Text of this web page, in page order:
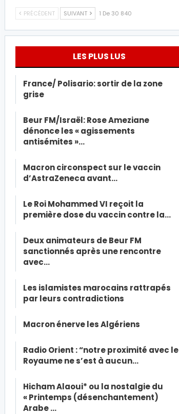
PRÉCÉDENT SUIVANT 1 De 30 840
LES PLUS LUS
France/ Polisario: sortir de la zone
grise
Beur FM/Israël: Rose Ameziane
dénonce les « agissements
antisémites »…
Macron circonspect sur le vaccin
d’AstraZeneca avant…
Le Roi Mohammed VI reçoit la
première dose du vaccin contre la…
Deux animateurs de Beur FM
sanctionnés après une rencontre
avec…
Les islamistes marocains rattrapés
par leurs contradictions
Macron énerve les Algériens
Radio Orient : “notre proximité avec le
Royaume ne s’est à aucun…
Hicham Alaoui* ou la nostalgie du
« Printemps (désenchantement)
Arabe …